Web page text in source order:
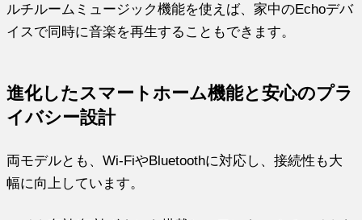
ルチルームミュージック機能を使えば、家中のEchoデバ
イスで同時に音楽を再生することもできます。
進化したスマートホーム機能と安心のプラ
イバシー設計
両モデルとも、Wi-FiやBluetoothに対応し、接続性も大
幅に向上しています。